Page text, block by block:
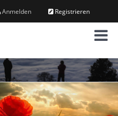
Anmelden Registrieren
M
e
n
ü